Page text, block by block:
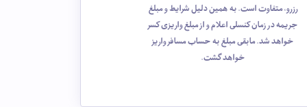
رزرو، متفاوت است. به همین دلیل شرایط و مبلغ
جریمه در زمان کنسلی اعلام و از مبلغ واریزی کسر
خواهد شد. مابقی مبلغ به حساب مسافر واریز
خواهد گشت.